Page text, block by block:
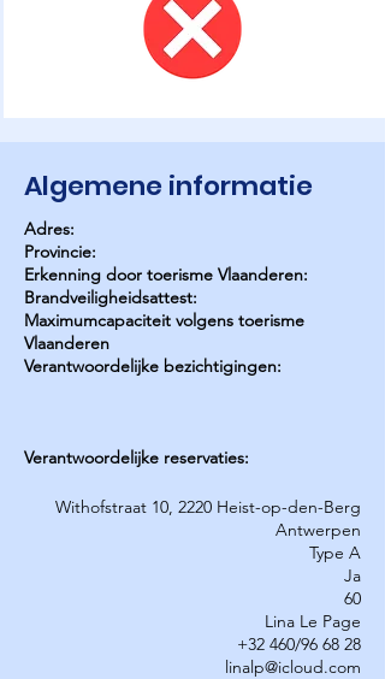
Algemene informatie
Adres:
Provincie:
Erkenning door toerisme Vlaanderen:
Brandveiligheidsattest:
Maximumcapaciteit volgens toerisme
Vlaanderen
Verantwoordelijke bezichtigingen:
Verantwoordelijke reservaties:
Withofstraat 10, 2220 Heist-op-den-Berg
Antwerpen
Type A
Ja
60
Lina Le Page
+32 460/96 68 28
linalp@icloud.com